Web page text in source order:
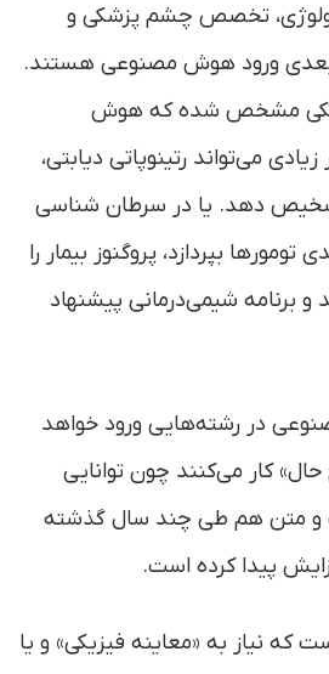
تخصص چشم پزشکی و
ورود هوش مصنوعی هستند.
مشخص شده که هوش
می‌تواند رتینوپاتی دیابتی،
تشخیص دهد. یا در سرطان شناسی
بپردازد، پروگنوز بیمار را
و برنامه شیمی‌درمانی پیشنهاد
در رشته‌هایی ورود خواهد
کار می‌کنند چون توانایی
و متن هم طی چند سال گذشته
پیدا کرده است.
که نیاز به «معاینه فیزیکی» و یا